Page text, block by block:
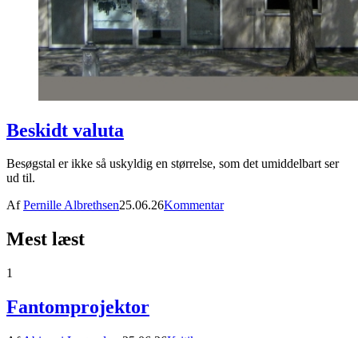
Beskidt valuta
Besøgstal er ikke så uskyldig en størrelse, som det umiddelbart ser
ud til.
AfPernille Albrethsen25.06.26Kommentar
Mest læst
1
Fantomprojektor